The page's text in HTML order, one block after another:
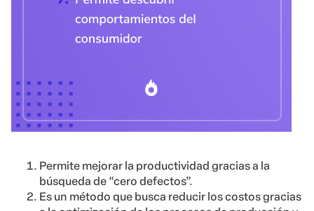
Permite mejorar la productividad gracias a la
búsqueda de “cero defectos”.
Es un método que busca reducir los costos gracias